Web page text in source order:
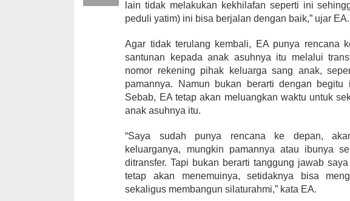
lain tidak melakukan kekhilafan seperti ini
peduli yatim) ini bisa berjalan dengan baik,” ujar EA.
Agar tidak terulang kembali, EA punya rencana
santunan kepada anak asuhnya itu melalui
nomor rekening pihak keluarga sang anak,
pamannya. Namun bukan berarti dengan
Sebab, EA tetap akan meluangkan waktu untuk
anak asuhnya itu.
“Saya sudah punya rencana ke depan,
keluarganya, mungkin pamannya atau ibunya
ditransfer. Tapi bukan berarti tanggung jawab
tetap akan menemuinya, setidaknya bisa
sekaligus membangun silaturahmi,” kata EA.